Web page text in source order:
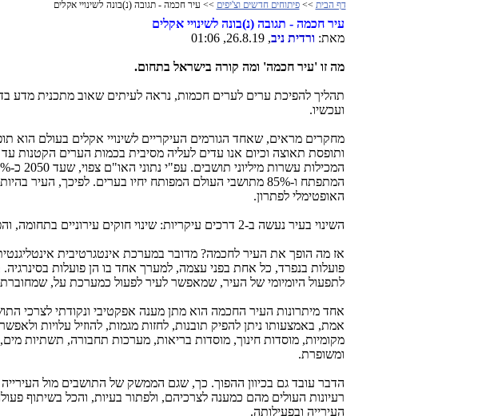
דף הבית >>פיתוחים חדשים וצ'יפים >> עיר חכמה - תגובה (נ)בונה לשינויי אקלים
עיר חכמה - תגובה (נ)בונה לשינויי אקלים
מאת: ורדית ניב, 26.8.19, 01:06
מה זו 'עיר חכמה' ומה קורה בישראל בתחום.
תהליך להפיכת ערים לערים חכמות, נראה לעיתים שאוב מתכנית מדע
ועכשיו.
מחקרים מראים, שאחד הגורמים העיקריים לשינויי אקלים בעולם הוא
ותופסת תאוצה וכיום אנו עדים לעליה מסיבית בכמות הערים הקטנות
המתפתח ו-85% מתושבי העולם המפותח יחיו בערים. לפיכך,
האופטימלי לפתרון.
השינוי בעיר נעשה ב-2 דרכים עיקריות: שינוי חוקים עירוניים בתחומה, והפיכת העיר ל"עיר חכמה".
אז מה הופך את העיר לחכמה? מדובר במערכת אינטגרטיבית
פועלות בנפרד, כל אחת בפני עצמה, למערך אחד בו הן פועלות
לתפעול היומיומי של העיר, שמאפשר לעיר לפעול כמערכת על,
אחד מיתרונות העיר החכמה הוא מתן מענה אפקטיבי ונקודתי לצרכי
אמת, באמצעותו ניתן להפיק תובנות, לחזות מגמות, להוזיל עלויות
מקומיות, מוסדות חינוך, מוסדות בריאות, מערכות תחבורה, תשתיות
ומשופרת.
הדבר עובד גם בכיוון ההפוך. כך, שגם הממשק של התושבים מול
רעיונות העולים מהם כמענה לצרכיהם, ולפתור בעיות, והכל בשיתוף
העירייה ובפעילותה.